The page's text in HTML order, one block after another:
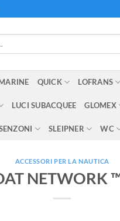
QUICK LOFRANS
LUCI SUBACQUEE GLOMEX
SLEIPNER WC
ACCESSORI PER LA NAUTICA
NETWORK